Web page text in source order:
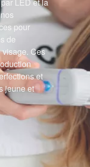
LED et la
pour
de
Ces
et
jeune et